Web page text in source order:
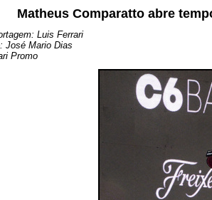
Matheus Comparatto abre
Luis Ferrari
José Mario Dias
Promo